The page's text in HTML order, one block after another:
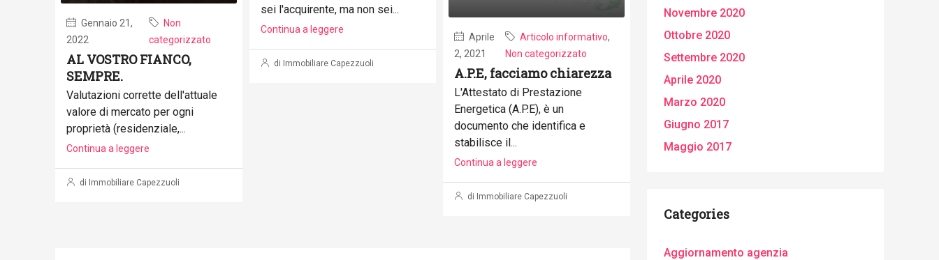
Gennaio 21,
2022
Non
categorizzato
AL VOSTRO FIANCO,
SEMPRE.
Valutazioni corrette dell'attuale
valore di mercato per ogni
proprietà (residenziale,...
Continua a leggere
di Immobiliare Capezzuoli
sei l'acquirente, ma non sei...
Continua a leggere
di Immobiliare Capezzuoli
Aprile
2, 2021
Articolo informativo,
Non categorizzato
A.P.E, facciamo chiarezza
L'Attestato di Prestazione
Energetica (A.P.E), è un
documento che identifica e
stabilisce il...
Continua a leggere
di Immobiliare Capezzuoli
Novembre 2020
Ottobre 2020
Settembre 2020
Aprile 2020
Marzo 2020
Giugno 2017
Maggio 2017
Categories
Aggiornamento agenzia